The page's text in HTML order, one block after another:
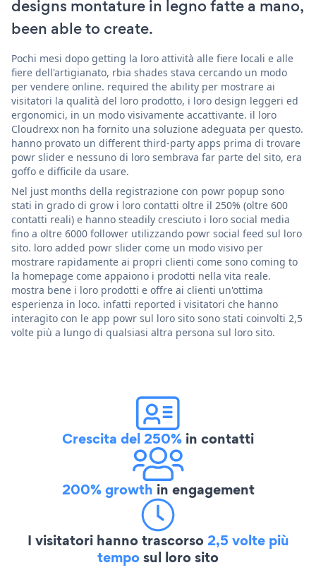
designs montature in legno fatte a mano,
been able to create.
Pochi mesi dopo getting la loro attività alle fiere locali e alle
fiere dell'artigianato, rbia shades stava cercando un modo
per vendere online. required the ability per mostrare ai
visitatori la qualità del loro prodotto, i loro design leggeri ed
ergonomici, in un modo visivamente accattivante. il loro
Cloudrexx non ha fornito una soluzione adeguata per questo.
hanno provato un different third-party apps prima di trovare
powr slider e nessuno di loro sembrava far parte del sito, era
goffo e difficile da usare.
Nel just months della registrazione con powr popup sono
stati in grado di grow i loro contatti oltre il 250% (oltre 600
contatti reali) e hanno steadily cresciuto i loro social media
fino a oltre 6000 follower utilizzando powr social feed sul loro
sito. loro added powr slider come un modo visivo per
mostrare rapidamente ai propri clienti come sono coming to
la homepage come appaiono i prodotti nella vita reale.
mostra bene i loro prodotti e offre ai clienti un'ottima
esperienza in loco. infatti reported i visitatori che hanno
interagito con le app powr sul loro sito sono stati coinvolti 2,5
volte più a lungo di qualsiasi altra persona sul loro sito.
Crescita del 250% in contatti
200% growth in engagement
I visitatori hanno trascorso2,5 volte più
temposul loro sito